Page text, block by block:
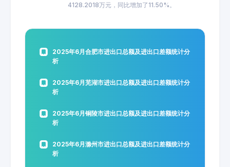
4128.2018万元，同比增加了11.50%。
2025年6月合肥市进出口总额及进出口差额统计分
析
2025年6月芜湖市进出口总额及进出口差额统计分
析
2025年6月铜陵市进出口总额及进出口差额统计分
析
2025年6月滁州市进出口总额及进出口差额统计分
析